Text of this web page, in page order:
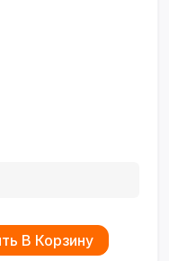
В Корзину